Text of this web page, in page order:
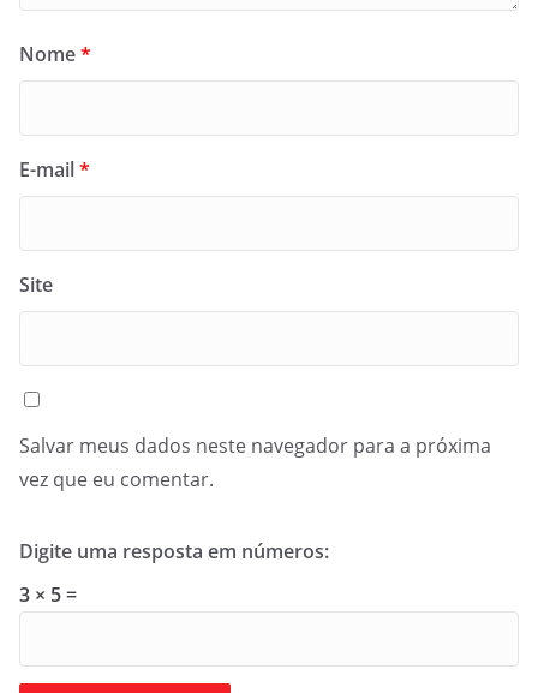
Nome*
E-mail*
Site
Salvar meus dados neste navegador para a próxima
vez que eu comentar.
Digite uma resposta em números:
3 × 5 =